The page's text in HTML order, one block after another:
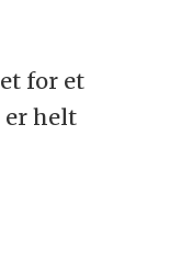
for et
er helt